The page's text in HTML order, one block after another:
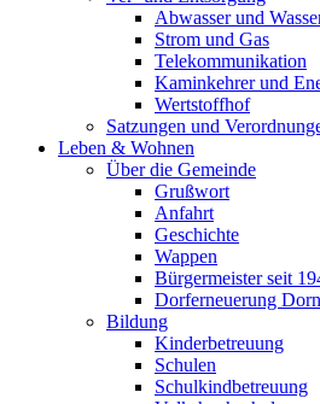
Abwasser und
Strom und Gas
Telekommunikation
Kaminkehrer und
Wertstoffhof
Satzungen und
Leben & Wohnen
Über die Gemeinde
Grußwort
Anfahrt
Geschichte
Wappen
Bürgermeister seit
Dorferneuerung
Bildung
Kinderbetreuung
Schulen
Schulkindbetreuung